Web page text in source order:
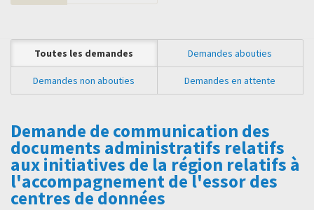
Toutes les demandes Demandes abouties
Demandes non abouties Demandes en attente
Demande de communication des
documents administratifs relatifs
aux initiatives de la région relatifs à
l'accompagnement de l'essor des
centres de données